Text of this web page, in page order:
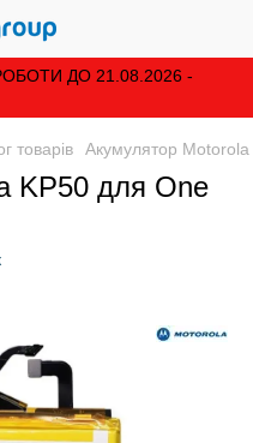
ДО 21.08.2026 -
товарів Акумулятор
KP50 для One